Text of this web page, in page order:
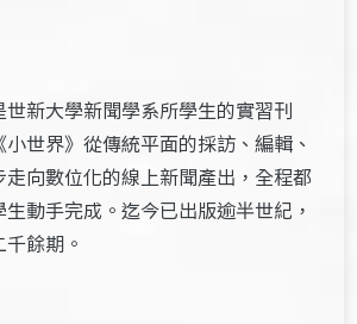
世新大學新聞學系所學生的實習刊
世界》從傳統平面的採訪、編輯、
向數位化的線上新聞產出，全程都
動手完成。迄今已出版逾半世紀，
餘期。